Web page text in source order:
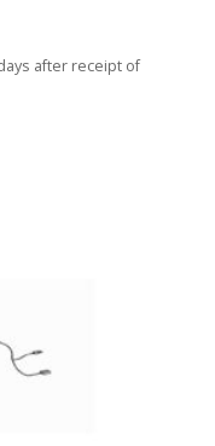
€. after receipt of